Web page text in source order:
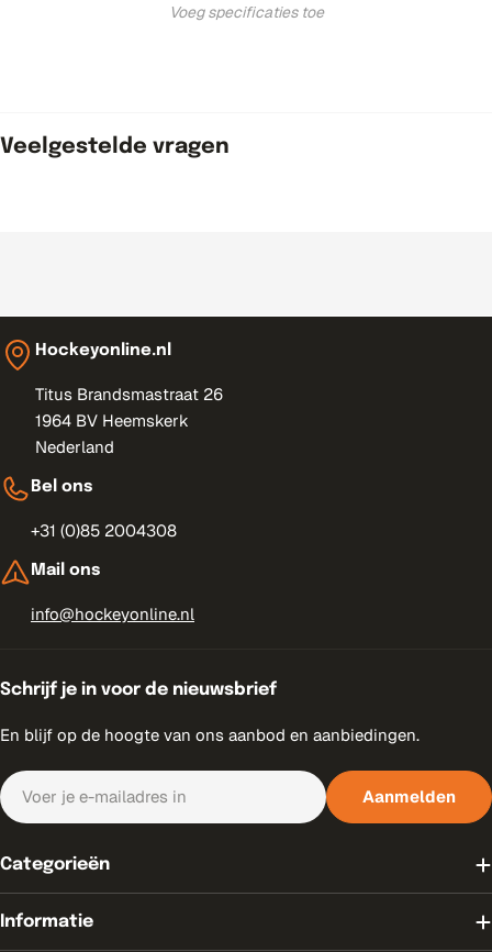
Voeg specificaties toe
Veelgestelde vragen
Hockeyonline.nl
Titus Brandsmastraat 26
1964 BV Heemskerk
Nederland
Bel ons
+31 (0)85 2004308
Mail ons
info@hockeyonline.nl
Schrijf je in voor de nieuwsbrief
En blijf op de hoogte van ons aanbod en aanbiedingen.
E-
mail
Aanmelden
Categorieën
Informatie